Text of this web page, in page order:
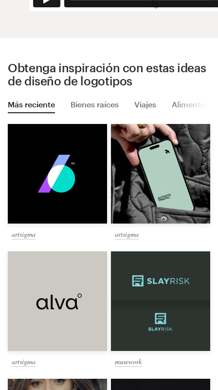
Obtenga inspiración con estas ideas
de diseño de logotipos
Más reciente Bienes raíces Viajes Alimentos
artsigma artsigma
artsigma musework